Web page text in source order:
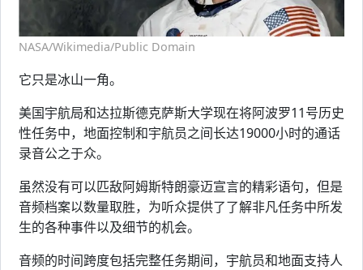
NASA/Wikimedia/Public Domain
它只是冰山一角。
美国宇航局和达拉斯德克萨斯大学现在将阿波罗11号历史
性任务中，地面控制和宇航员之间长达19000小时的通话
录音公之于众。
虽然没有可以匹敌阿姆斯特朗豪迈宣言的精彩语句，但是
音频档案以数量取胜，为听众提供了了解非凡任务中所发
生的各种事件以及细节的机会。
音频的时间跨度包括完整任务期间，宇航员和地面支持人